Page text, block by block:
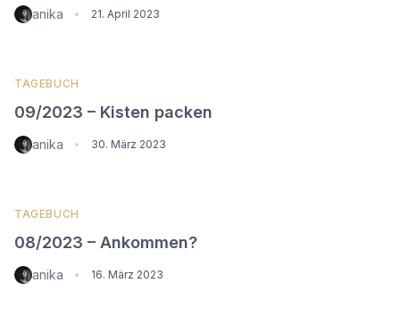
anika • 21. April 2023
TAGEBUCH
09/2023 – Kisten packen
anika • 30. März 2023
TAGEBUCH
08/2023 – Ankommen?
anika • 16. März 2023